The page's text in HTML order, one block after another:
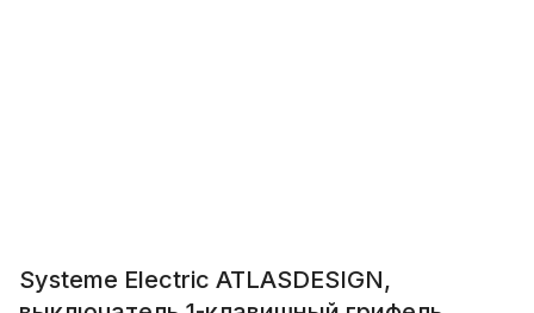
Systeme Electric ATLASDESIGN,